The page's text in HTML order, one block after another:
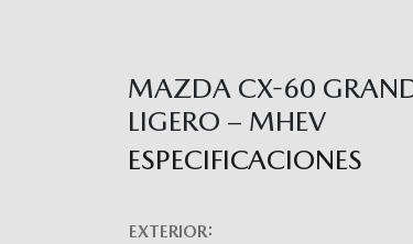
MAZDA CX-60
LIGERO – MHEV
ESPECIFICACIONES
EXTERIOR: